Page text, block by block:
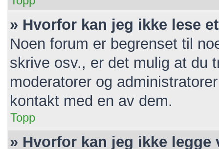
» Hvorfor kan jeg ikke lese
Noen forum er begrenset til
skrive osv., er det mulig at du
moderatorer og
kontakt med en av dem.
Topp
» Hvorfor kan jeg ikke